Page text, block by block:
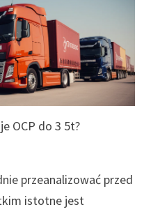
OCP do 3 5t?
przeanalizować przed
istotne jest